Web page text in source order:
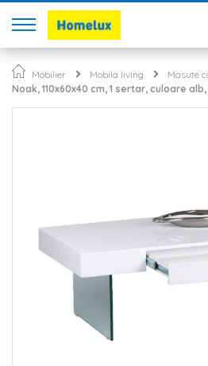
Mobilier Mobila living Masute
Noak, 110x60x40 cm, 1 sertar, culoare